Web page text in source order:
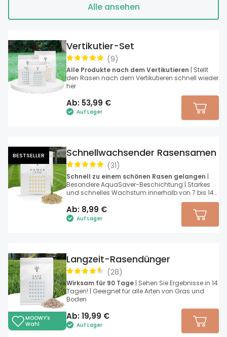
Alle ansehen
(9)
Vertikutier-Set
Alle Produkte nach dem Vertikutieren | Stellt
den Rasen nach dem Vertikutieren schnell wieder
her
Ab: 53,99 €
Auf Lager
BESTSELLER
(31)
Schnellwachsender Rasensamen
Schnell zu einem schönen Rasen gelangen |
Besondere AquaSaver-Beschichtung | Starkes
und schnelles Wachstum innerhalb von 7 bis 14
Ab: 8,99 €
Auf Lager
MOOWY's
Wahl
(28)
Langzeit-Rasendünger
Wirksam für 90 Tage | Sehen Sie Ergebnisse in 14
Tagen! | Geeignet für alle Arten von Gras und
Boden
Ab: 19,99 €
Auf Lager